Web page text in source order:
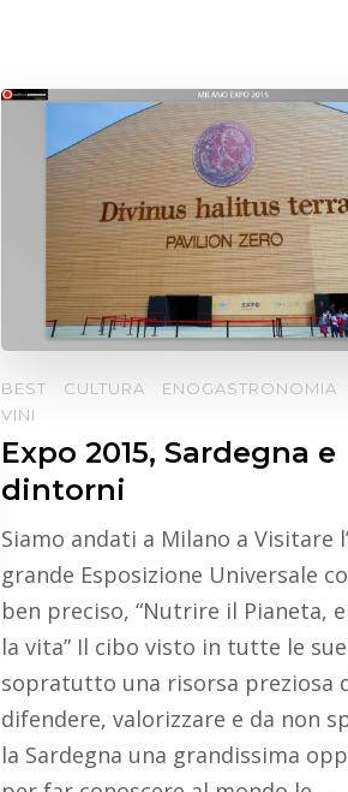
BEST CULTURA ENOGASTRONOMIA
VINI
Expo 2015, Sardegna e
dintorni
Siamo andati a Milano a Visitare
grande Esposizione Universale
ben preciso, “Nutrire il Pianeta,
la vita” Il cibo visto in tutte le
sopratutto una risorsa preziosa
difendere, valorizzare e da non
la Sardegna una grandissima